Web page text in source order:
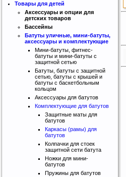
Товары для детей
Аксессуары и опции для
детских товаров
Бассейны
Батуты уличные, мини-батуты,
аксессуары и комплектующие
Мини-батуты, фитнес-
батуты и мини-батуты с
защитной сетью
Батуты, батуты с защитной
сетью, батуты с крышей и
батуты с баскетбольным
кольцом
Аксессуары для батутов
Комплектующие для батутов
Защитные маты для
батутов
Каркасы (рамы) для
батутов
Колпачки для стоек
защитной сети батута
Ножки для мини-
батутов
Пружины для батутов